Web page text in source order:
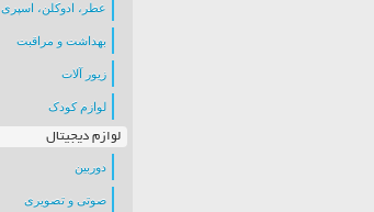
عطر، ادوکلن، اسپری
بهداشت و مراقبت
زیور آلات
لوازم کودک
لوازم دیجیتال
دوربین
صوتی و تصویری